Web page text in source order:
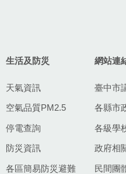
生活及防災
天氣資訊
空氣品質PM2.5
停電查詢
防災資訊
各區簡易防災避難
網站連
臺中市
各縣市
各級學
政府相
民間團